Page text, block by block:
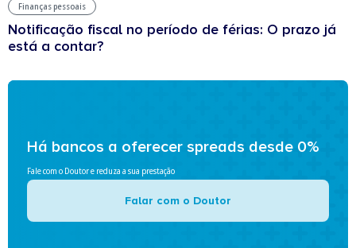
Finanças pessoais
Notificação fiscal no período de férias: O prazo já
está a contar?
Há bancos a oferecer spreads desde 0%
Fale com o Doutor e reduza a sua prestação
Falar com o Doutor